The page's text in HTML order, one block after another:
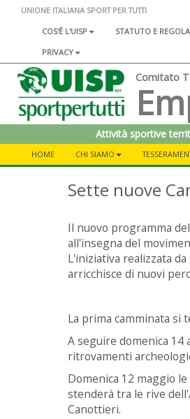
UNIONE ITALIANA SPORT PER TUTTI
COS'È L'UISP
STATUTO E
PRIVACY
Comitato
Attività sportive
HOME CHI SIAMO
Sette nuove
Il nuovo programma
all'insegna del
L'iniziativa realizzata
arricchisce di nuovi
La prima camminata si
A seguire domenica
ritrovamenti
Domenica 12 maggio
stenderà tra le rive
Canottieri.